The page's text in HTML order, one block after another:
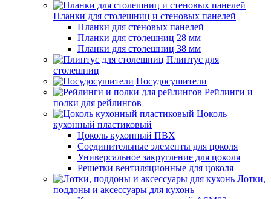
Планки для столешниц и стеновых панелей
Планки для стеновых панелей
Планки для столешниц 28 мм
Планки для столешниц 38 мм
Плинтус для
столешниц
Посудосушители
Рейлинги и
полки для рейлингов
Цоколь
кухонный пластиковый
Цоколь кухонный ПВХ
Соединительные элементы для цоколя
Универсальное закругление для цоколя
Решетки вентиляционные для цоколя
Лотки,
поддоны и аксессуары для кухонь